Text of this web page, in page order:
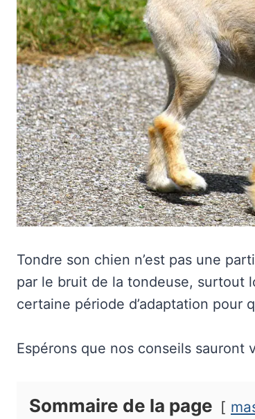
Tondre son chien n’est pas une
par le bruit de la tondeuse, surtout
certaine période d’adaptation pour
Espérons que nos conseils sauront
Sommaire de la page